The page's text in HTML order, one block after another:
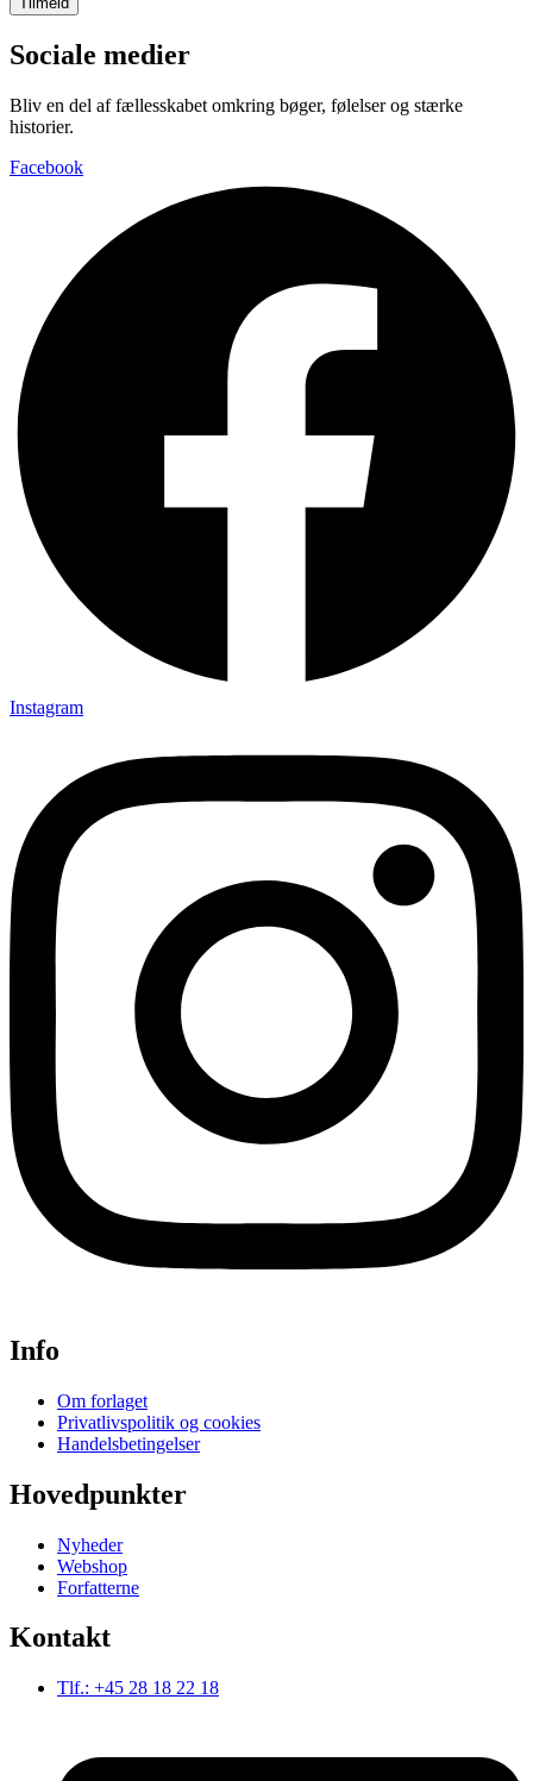
Sociale medier
Bliv en del af fællesskabet omkring bøger, følelser og stærke
historier.
Facebook
Instagram
Info
Om forlaget
Privatlivspolitik og cookies
Handelsbetingelser
Hovedpunkter
Nyheder
Webshop
Forfatterne
Kontakt
Tlf.: +45 28 18 22 18